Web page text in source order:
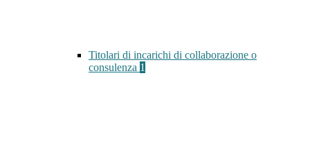
Titolari di incarichi di collaborazione o
consulenza 1